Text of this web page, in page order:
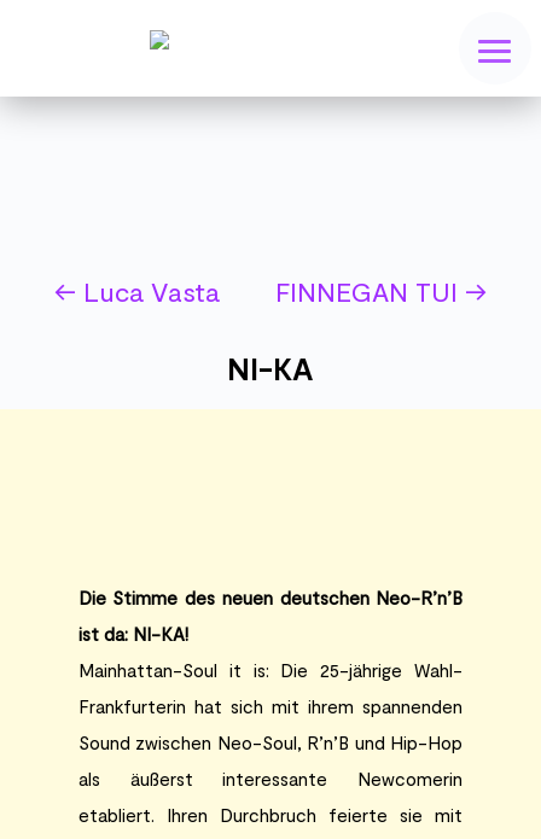
← Luca Vasta FINNEGAN TUI →
NI-KA
Die Stimme des neuen deutschen Neo-R’n’B
ist da: NI-KA!
Mainhattan-Soul it is: Die 25-jährige Wahl-
Frankfurterin hat sich mit ihrem spannenden
Sound zwischen Neo-Soul, R’n’B und Hip-Hop
als äußerst interessante Newcomerin
etabliert. Ihren Durchbruch feierte sie mit